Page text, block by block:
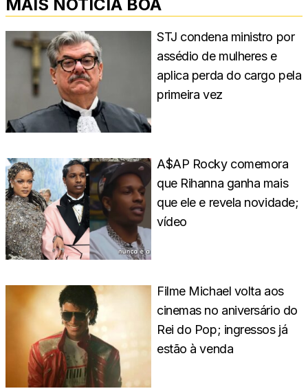
MAIS NOTÍCIA BOA
STJ condena ministro por
assédio de mulheres e
aplica perda do cargo pela
primeira vez
A$AP Rocky comemora
que Rihanna ganha mais
que ele e revela novidade;
vídeo
Filme Michael volta aos
cinemas no aniversário do
Rei do Pop; ingressos já
estão à venda